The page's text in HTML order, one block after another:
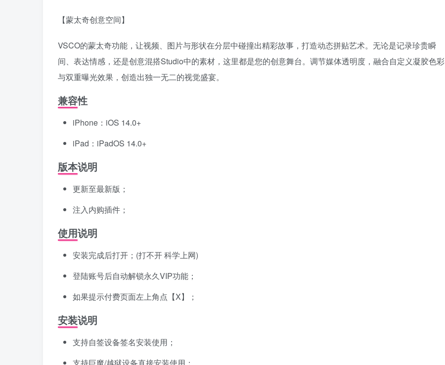
【蒙太奇创意空间】
VSCO的蒙太奇功能，让视频、图片与形状在分层中碰撞出精彩故事，打造动态拼贴艺术。无论是记录珍贵瞬
间、表达情感，还是创意混搭Studio中的素材，这里都是您的创意舞台。调节媒体透明度，融合自定义凝胶色彩
与双重曝光效果，创造出独一无二的视觉盛宴。
兼容性
iPhone：iOS 14.0+
iPad：iPadOS 14.0+
版本说明
更新至最新版；
注入内购插件；
使用说明
安装完成后打开；(打不开 科学上网)
登陆账号后自动解锁永久VIP功能；
如果提示付费页面左上角点【X】；
安装说明
支持自签设备签名安装使用；